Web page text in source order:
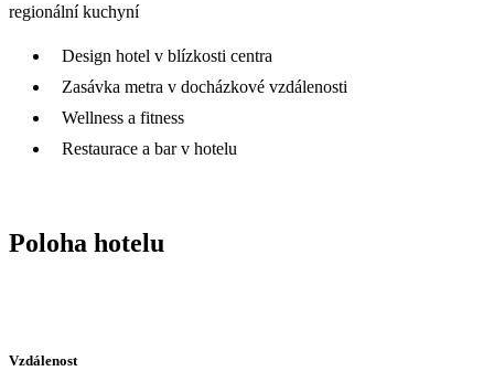
regionální kuchyní
Design hotel v blízkosti centra
Zasávka metra v docházkové vzdálenosti
Wellness a fitness
Restaurace a bar v hotelu
Poloha hotelu
Vzdálenost